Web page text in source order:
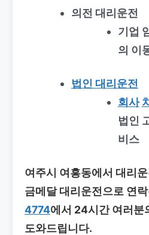
의전 대리운전
기업
의 이
법인 대리운전
회사
법인
비스
여주시 여흥동에서 대리
금메달 대리운전으로 연
4774에서 24시간 여러분
도와드립니다.